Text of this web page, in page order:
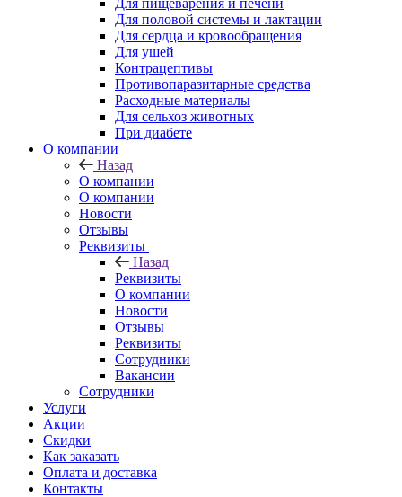
Для пищеварения и печени
Для половой системы и лактации
Для сердца и кровообращения
Для ушей
Контрацептивы
Противопаразитарные средства
Расходные материалы
Для сельхоз животных
При диабете
О компании
Назад
О компании
О компании
Новости
Отзывы
Реквизиты
Назад
Реквизиты
О компании
Новости
Отзывы
Реквизиты
Сотрудники
Вакансии
Сотрудники
Услуги
Акции
Скидки
Как заказать
Оплата и доставка
Контакты